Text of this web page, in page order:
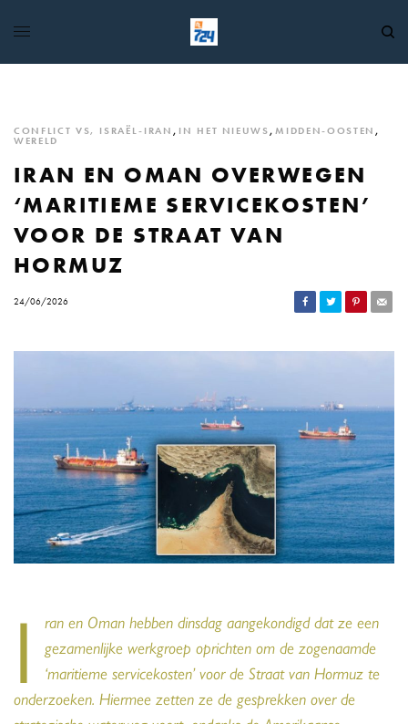
CONFLICT VS, ISRAËL-IRAN , IN HET NIEUWS , MIDDEN-OOSTEN ,
WERELD
IRAN EN OMAN OVERWEGEN
‘MARITIEME SERVICEKOSTEN’
VOOR DE STRAAT VAN
HORMUZ
24/06/2026
I
ran en Oman hebben dinsdag aangekondigd dat ze een
gezamenlijke werkgroep oprichten om de zogenaamde
‘maritieme servicekosten’ voor de Straat van Hormuz te
onderzoeken. Hiermee zetten ze de gesprekken over de